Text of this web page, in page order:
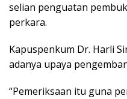
selian penguatan
perkara.
Kapuspenkum Dr. Harli
adanya upaya
“Pemeriksaan itu guna